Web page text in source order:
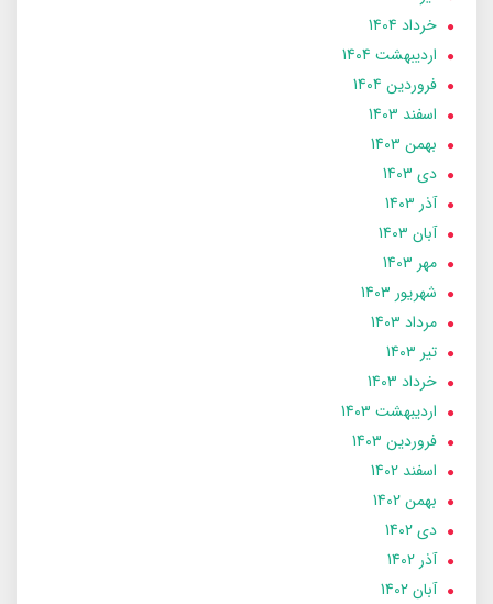
خرداد 1404
ارديبهشت 1404
فروردین 1404
اسفند 1403
بهمن 1403
دی 1403
آذر 1403
آبان 1403
مهر 1403
شهریور 1403
مرداد 1403
تير 1403
خرداد 1403
ارديبهشت 1403
فروردین 1403
اسفند 1402
بهمن 1402
دی 1402
آذر 1402
آبان 1402